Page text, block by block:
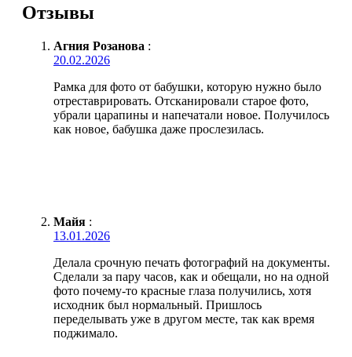
Отзывы
Агния Розанова :
20.02.2026
Рамка для фото от бабушки, которую нужно было
отреставрировать. Отсканировали старое фото,
убрали царапины и напечатали новое. Получилось
как новое, бабушка даже прослезилась.
Майя :
13.01.2026
Делала срочную печать фотографий на документы.
Сделали за пару часов, как и обещали, но на одной
фото почему-то красные глаза получились, хотя
исходник был нормальный. Пришлось
переделывать уже в другом месте, так как время
поджимало.